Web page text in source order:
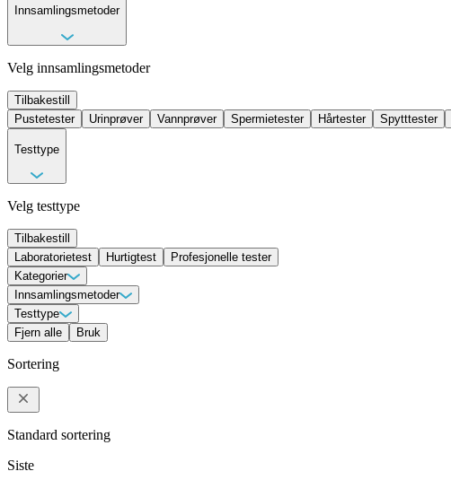
Innsamlingsmetoder
Velg innsamlingsmetoder
Tilbakestill
Pustetester
Urinprøver Vannprøver Spermietester Hårtester Spytttester
Testtype
Velg testtype
Tilbakestill
Laboratorietest
Hurtigtest
Profesjonelle tester
Kategorier
Allergi- og intoleransetester
Seksuell helse
Innsamlingsmetoder
Avføringsprøver
Testtype
Hurtigtest
Laboratorietest
Fjern alle Bruk
Sortering
Standard sortering
Siste